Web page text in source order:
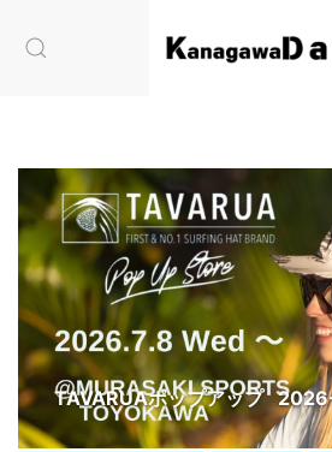
TAVARUAポップアップ